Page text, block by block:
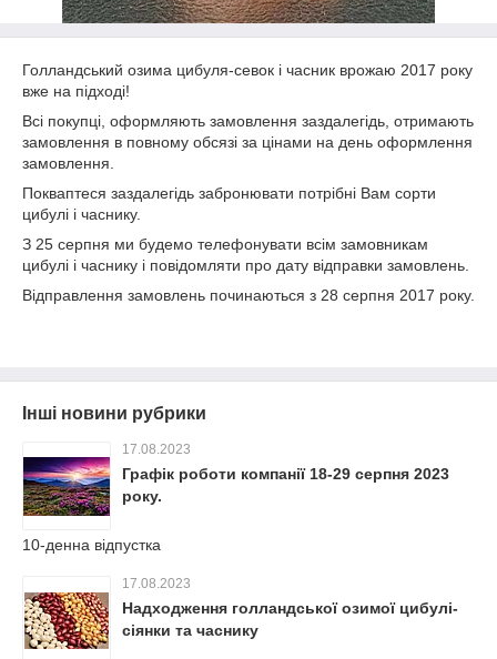
Голландський озима цибуля-севок і часник врожаю 2017 року
вже на підході!
Всі покупці, оформляють замовлення заздалегідь, отримають
замовлення в повному обсязі за цінами на день оформлення
замовлення.
Покваптеся заздалегідь забронювати потрібні Вам сорти
цибулі і часнику.
З 25 серпня ми будемо телефонувати всім замовникам
цибулі і часнику і повідомляти про дату відправки замовлень.
Відправлення замовлень починаються з 28 серпня 2017 року.
Інші новини рубрики
17.08.2023
Графік роботи компанії 18-29 серпня 2023
року.
10-денна відпустка
17.08.2023
Надходження голландської озимої цибулі-
сіянки та часнику